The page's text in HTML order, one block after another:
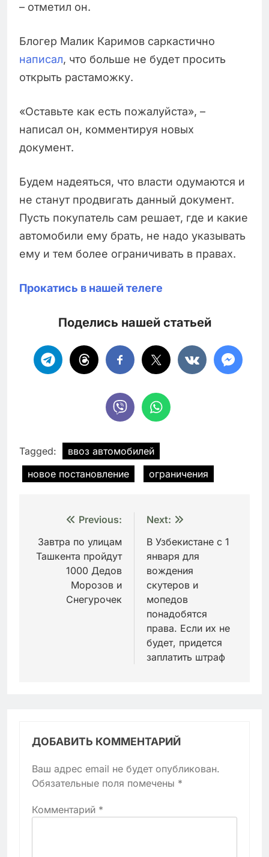
– отметил он.
Блогер Малик Каримов саркастично
написал, что больше не будет просить
открыть растаможку.
«Оставьте как есть пожалуйста», –
написал он, комментируя новых
документ.
Будем надеяться, что власти одумаются и
не станут продвигать данный документ.
Пусть покупатель сам решает, где и какие
автомобили ему брать, не надо указывать
ему и тем более ограничивать в правах.
Прокатись в нашей телеге
Поделись нашей статьей
Tagged:
ввоз автомобилей
новое постановление
ограничения
Навигация
по
записям
Previous:
Завтра по улицам
Ташкента пройдут
1000 Дедов
Морозов и
Снегурочек
Next:
В Узбекистане с 1
января для
вождения
скутеров и
мопедов
понадобятся
права. Если их не
будет, придется
заплатить штраф
ДОБАВИТЬ КОММЕНТАРИЙ
Ваш адрес email не будет опубликован.
Обязательные поля помечены *
Комментарий *